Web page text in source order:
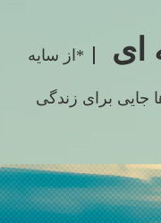
ای *از سایه
جایی برای زندگی